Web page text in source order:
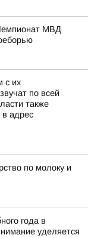
МВД
с их
по всей
также
в адрес
по молоку и
года в
уделяется